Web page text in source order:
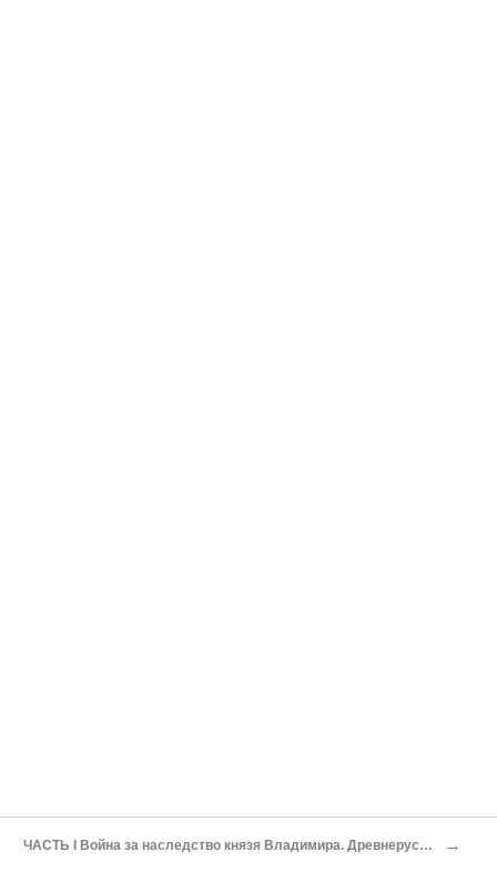
ЧАСТЬ I Война за наследство князя Владимира. Древнерусские «сценарии» событий →